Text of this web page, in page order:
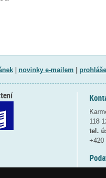
| novinky e-mailem
118
tel.
+420